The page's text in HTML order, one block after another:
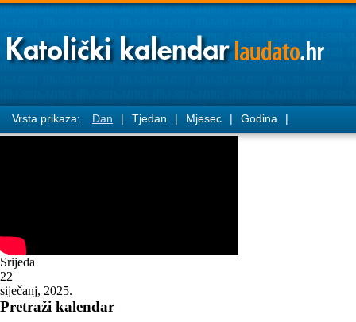
Vrsta prikaza: Dan | Tjedan | Mjesec | Godina |
Srijeda
22
siječanj, 2025.
Pretraži kalendar